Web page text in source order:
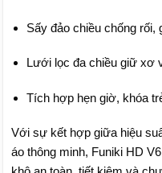
Sấy đảo chiều chống rối,
Lưới lọc đa chiều giữ xơ
Tích hợp hẹn giờ, khóa
Với sự kết hợp giữa hiệu
áo thông minh, Funiki HD